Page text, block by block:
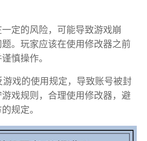
定的风险，可能导致游戏崩
。玩家应该在使用修改器之前
慎操作。
戏的使用规定，导致账号被封
戏规则，合理使用修改器，避
规定。